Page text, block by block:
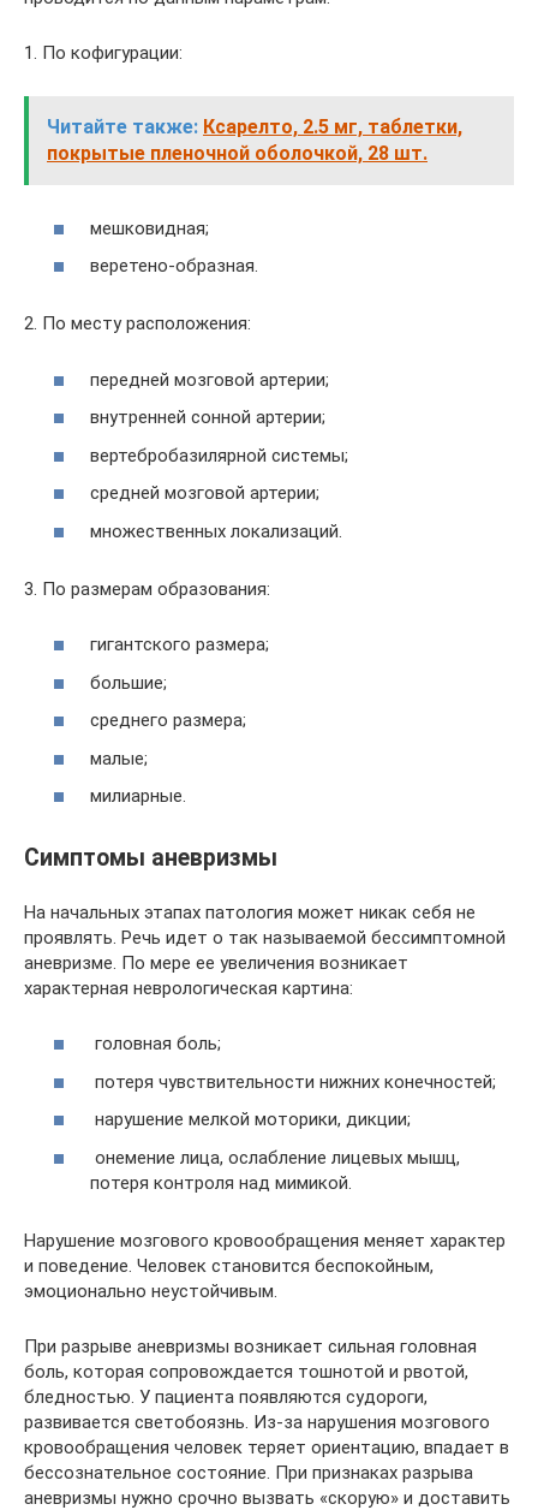
1. По кофигурации:
Читайте также: Ксарелто, 2.5 мг, таблетки,
покрытые пленочной оболочкой, 28 шт.
мешковидная;
веретено-образная.
2. По месту расположения:
передней мозговой артерии;
внутренней сонной артерии;
вертебробазилярной системы;
средней мозговой артерии;
множественных локализаций.
3. По размерам образования:
гигантского размера;
большие;
среднего размера;
малые;
милиарные.
Симптомы аневризмы
На начальных этапах патология может никак себя не
проявлять. Речь идет о так называемой бессимптомной
аневризме. По мере ее увеличения возникает
характерная неврологическая картина:
головная боль;
потеря чувствительности нижних конечностей;
нарушение мелкой моторики, дикции;
онемение лица, ослабление лицевых мышц,
потеря контроля над мимикой.
Нарушение мозгового кровообращения меняет характер
и поведение. Человек становится беспокойным,
эмоционально неустойчивым.
При разрыве аневризмы возникает сильная головная
боль, которая сопровождается тошнотой и рвотой,
бледностью. У пациента появляются судороги,
развивается светобоязнь. Из-за нарушения мозгового
кровообращения человек теряет ориентацию, впадает в
бессознательное состояние. При признаках разрыва
аневризмы нужно срочно вызвать «скорую» и доставить